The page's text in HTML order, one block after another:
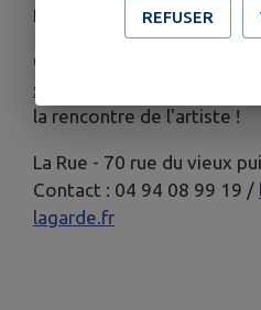
fusionnels, chorégraphie
Claire tiendra une
samedi 23/05 de 14h à 16h
la rencontre de l'artiste !
La Rue - 70 rue du vieux
Contact : 04 94 08 99 19 /
lagarde.fr
REFUSER